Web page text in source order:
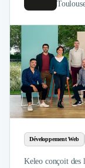
Développement Web
Keleo conçoit des